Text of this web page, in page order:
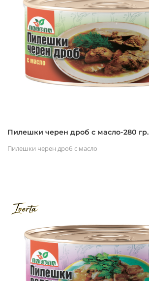
Пилешки черен дроб с масло-280 гр.
Пилешки черен дроб с масло